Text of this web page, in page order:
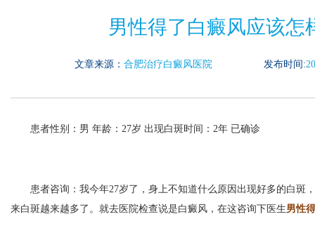
男性得了白癜风应该怎
文章来源： 合肥治疗白癜风医院 发布时间:
患者性别：男 年龄：27岁 出现白斑时间：2年 已确诊
患者咨询：我今年27岁了，身上不知道什么原因出现好多的白斑
来白斑越来越多了。就去医院检查说是白癜风，在这咨询下医生男性